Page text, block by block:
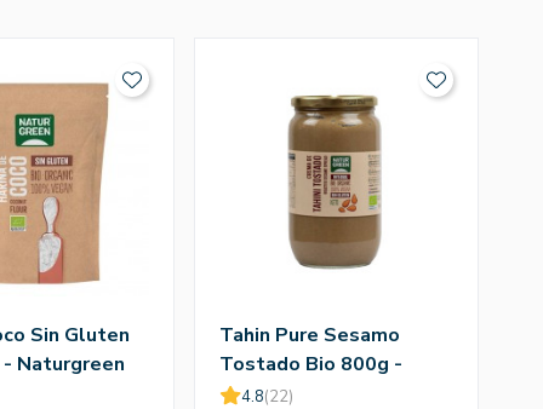
Sin Gluten
Naturgreen
Tahin Pure Sesamo
Tostado Bio 800g -
Naturgreen
4.8(22)